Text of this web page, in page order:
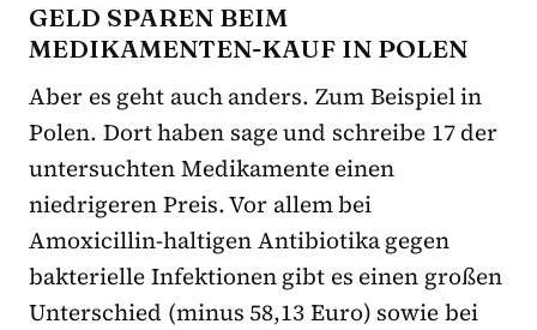
GELD SPAREN BEIM
MEDIKAMENTEN-KAUF IN POLEN
Aber es geht auch anders. Zum Beispiel in
Polen. Dort haben sage und schreibe 17 der
untersuchten Medikamente einen
niedrigeren Preis. Vor allem bei
Amoxicillin-haltigen Antibiotika gegen
bakterielle Infektionen gibt es einen großen
Unterschied (minus 58,13 Euro) sowie bei